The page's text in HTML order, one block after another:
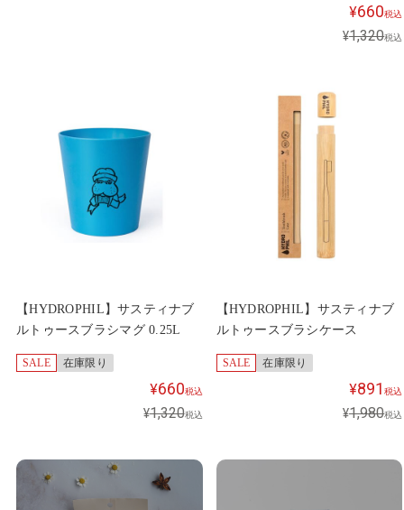
¥660税込
¥1,320税込
【HYDROPHIL】サスティナブ
ルトゥースブラシマグ 0.25L
SALE 在庫限り
¥660税込
¥1,320税込
【HYDROPHIL】サスティナブ
ルトゥースブラシケース
SALE 在庫限り
¥891 税込
¥1,980税込